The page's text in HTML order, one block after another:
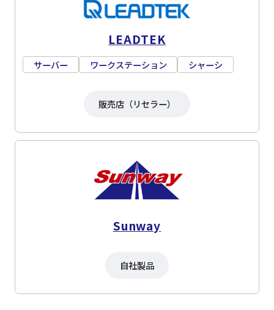
LEADTEK
サーバー ワークステーション シャーシ
販売店（リセラー）
Sunway
自社製品